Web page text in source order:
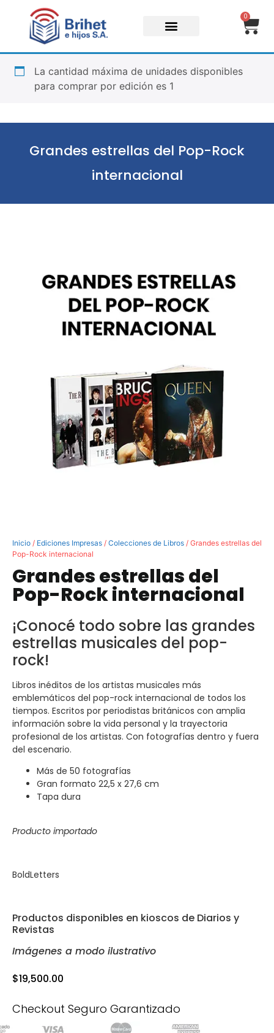
0
La cantidad máxima de unidades disponibles
para comprar por edición es 1
Grandes estrellas del Pop-Rock
internacional
Inicio / Ediciones Impresas / Colecciones de Libros / Grandes estrellas del
Pop-Rock internacional
Grandes estrellas del
Pop-Rock internacional
¡Conocé todo sobre las grandes
estrellas musicales del pop-
rock!
Libros inéditos de los artistas musicales más
emblemáticos del pop-rock internacional de todos los
tiempos. Escritos por periodistas británicos con amplia
información sobre la vida personal y la trayectoria
profesional de los artistas. Con fotografías dentro y fuera
del escenario.
Más de 50 fotografías
Gran formato 22,5 x 27,6 cm
Tapa dura
Producto importado
BoldLetters
Productos disponibles en kioscos de Diarios y
Revistas
Imágenes a modo ilustrativo
$19,500.00
Checkout Seguro Garantizado